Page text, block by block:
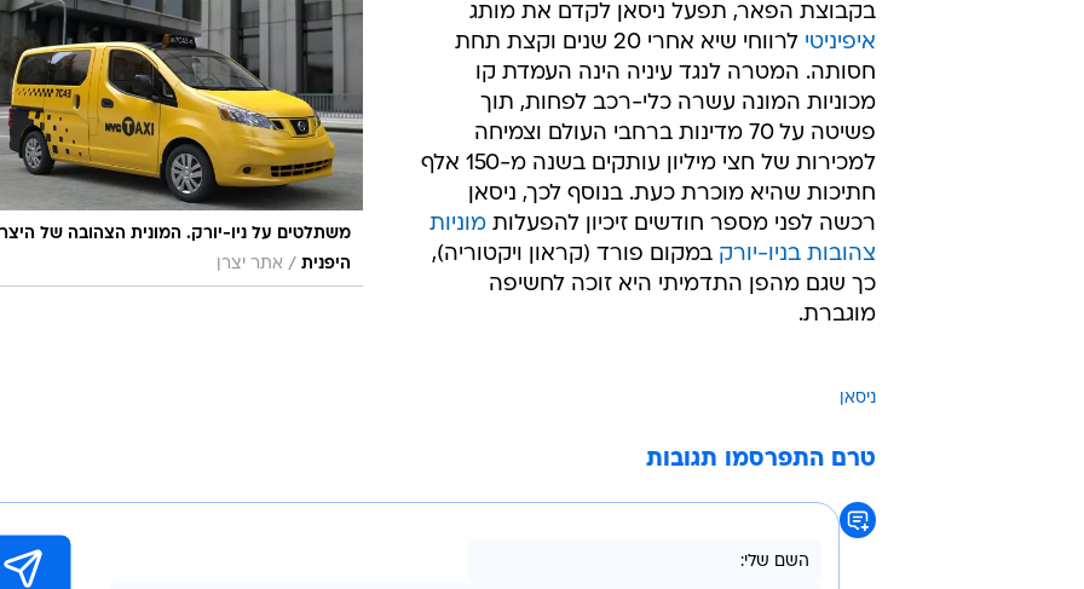
משתלטים על ניו-יורק. המונית הצהובה של
היפנית / אתר יצרן
בקבוצת הפאר, תפעל ניסאן לקדם את מותג
איפיניטי
לרווחי שיא אחרי 20 שנים וקצת תחת
חסותה. המטרה לנגד עיניה הינה העמדת קו
מכוניות המונה עשרה כלי-רכב לפחות, תוך
פשיטה על 70 מדינות ברחבי העולם וצמיחה
למכירות של חצי מיליון עותקים בשנה מ-150 אלף
חתיכות שהיא מוכרת כעת. בנוסף לכך, ניסאן
רכשה לפני מספר חודשים זיכיון להפעלות מוניות
צהובות בניו-יורק במקום פורד (קראון ויקטוריה),
כך שגם מהפן התדמיתי היא זוכה לחשיפה
מוגברת.
ניסאן
טרם התפרסמו תגובות